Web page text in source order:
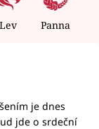
Lev Panna
je dnes
jde o srdeční